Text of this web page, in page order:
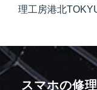
理工房港北
スマホの修